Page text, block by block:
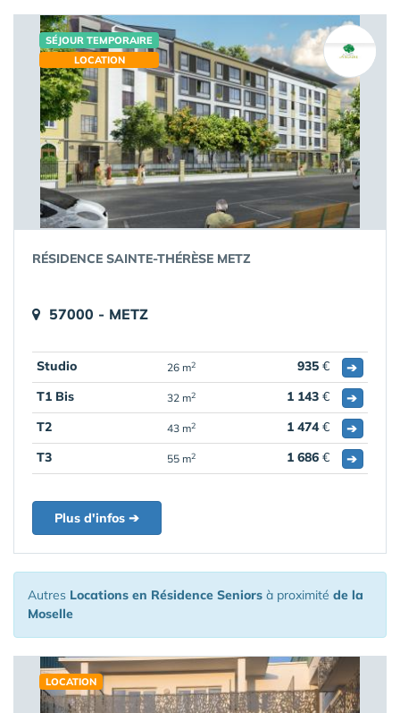
SÉJOUR TEMPORAIRE
LOCATION
RÉSIDENCE SAINTE-THÉRÈSE METZ
57000 - METZ
Studio 26 m2 935 €
➔
T1 Bis
32 m2 1 143 €
➔
T2
43 m2 1 474€
➔
T3
55 m2 1 686 € ➔
Plus d'infos ➔
Autres Locations en Résidence Seniors à proximité de la
Moselle
LOCATION